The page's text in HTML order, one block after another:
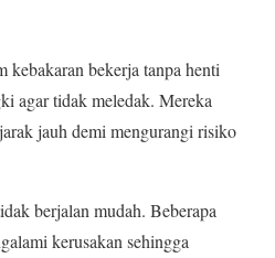
kebakaran bekerja tanpa henti
agar tidak meledak. Mereka
jauh demi mengurangi risiko
berjalan mudah. Beberapa
kerusakan sehingga